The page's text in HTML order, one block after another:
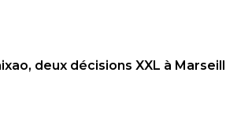
deux décisions XXL à